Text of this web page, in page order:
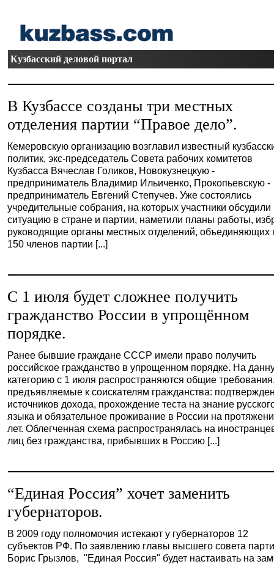
Кузбасский деловой портал
В Кузбассе созданы три местных
отделения партии “Правое дело”.
Кемеровскую организацию возглавил известный
политик, экс-председатель Совета рабочих комитетов
Кузбасса Вячеслав Голиков, Новокузнецкую -
предприниматель Владимир Ильиченко, Прокопьевскую -
предприниматель Евгений Степучев. Уже состоялись
учредительные собрания, на которых участники обсудили
ситуацию в стране и партии, наметили планы работы,
руководящие органы местных отделений, объединяющих
150 членов партии [...]
С 1 июля будет сложнее получить
гражданство России в упрощённом
порядке.
Ранее бывшие граждане СССР имели право получить
российское гражданство в упрощенном порядке. На
категорию с 1 июля распространяются общие
предъявляемые к соискателям гражданства:
источников дохода, прохождение теста на знание
языка и обязательное проживание в России на
лет. Облегченная схема распространялась на
лиц без гражданства, прибывших в Россию [...]
“Единая Россия” хочет заменить
губернаторов.
В 2009 году полномочия истекают у губернаторов 12
субъектов РФ. По заявлению главы высшего совета
Борис Грызлов, "Единая Россия" будет настаивать на